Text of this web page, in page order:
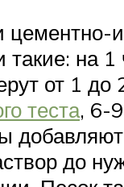
такие: на 1
от 1 до
теста, 6-
до